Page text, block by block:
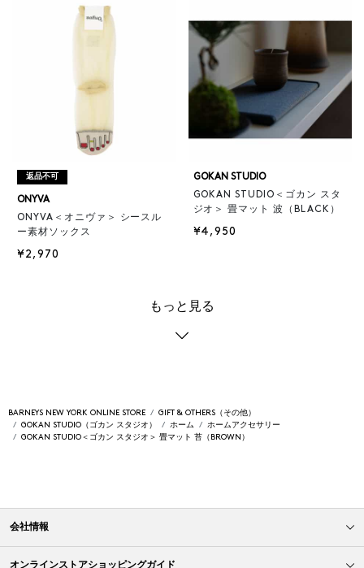
返品不可
ONYVA
ONYVA＜オニヴァ＞ シースル
ー素材ソックス
¥2,970
GOKAN STUDIO
GOKAN STUDIO＜ゴカン スタ
ジオ＞ 畳マット 波（BLACK）
¥4,950
もっと見る
BARNEYS NEW YORK ONLINE STORE
GIFT & OTHERS（その他）
GOKAN STUDIO（ゴカン スタジオ）
ホーム
ホームアクセサリー
GOKAN STUDIO＜ゴカン スタジオ＞ 畳マット 苔（BROWN）
会社情報
オンラインストアショッピングガイド